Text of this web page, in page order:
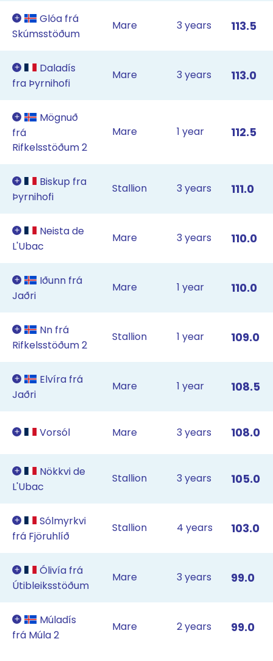
Glóa frá
Skúmsstöðum
Mare 3 years 113.5
Daladís
fra Þyrnihofi
Mare 3 years 113.0
Mögnuð
frá
Rifkelsstöðum 2
Mare 1 year 112.5
Biskup fra
Þyrnihofi
Stallion 3 years 111.0
Neista de
L'Ubac
Mare 3 years 110.0
Iðunn frá
Jaðri
Mare 1 year 110.0
Nn frá
Rifkelsstöðum 2
Stallion 1 year 109.0
Elvíra frá
Jaðri
Mare 1 year 108.5
Vorsól Mare 3 years 108.0
Nökkvi de
L'Ubac
Stallion 3 years 105.0
Sólmyrkvi
frá Fjöruhlíð
Stallion 4 years 103.0
Ólivía frá
Útibleiksstöðum
Mare 3 years 99.0
Múladís
frá Múla 2
Mare 2 years 99.0